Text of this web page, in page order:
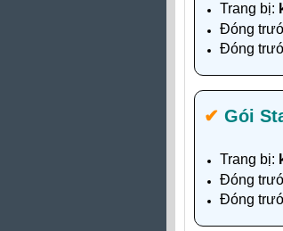
Trang bị:
Đóng
Đóng
✔‎ Gói
Trang bị:
Đóng
Đóng